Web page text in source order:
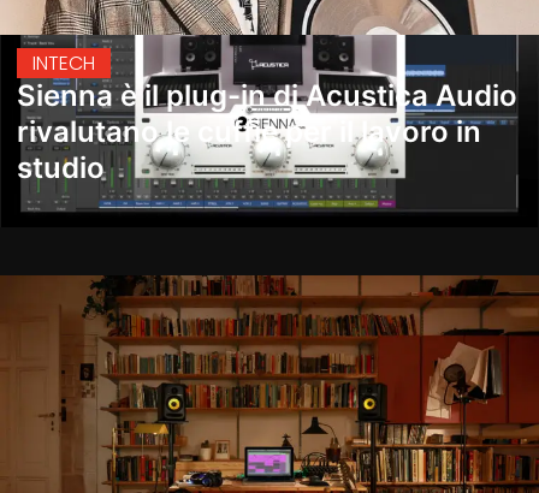
INTECH
Sienna è il plug-in di Acustica Audio
rivalutano le cuffie per il lavoro in
studio